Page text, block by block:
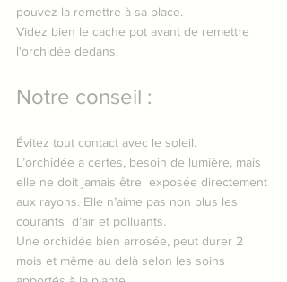
pouvez la remettre à sa place.
Videz bien le cache pot avant de remettre
l'orchidée dedans.
Notre conseil :
Évitez tout contact avec le soleil.
L’orchidée a certes, besoin de lumière, mais
elle ne doit jamais être  exposée directement
aux rayons. Elle n’aime pas non plus les
courants  d’air et polluants.
Une orchidée bien arrosée, peut durer 2
mois et même au delà selon les soins